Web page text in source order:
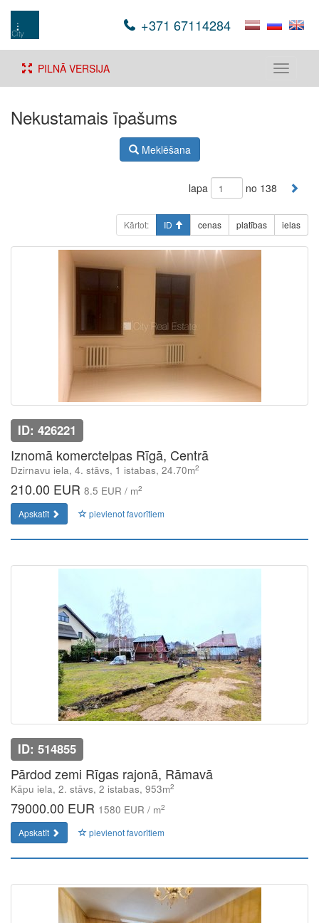
+371 67114284
Toggle
PILNĀ VERSIJA
Nekustamais īpašums
Meklēšana
lapa no 138
Kārtot: ID cenas platības ielas
ID: 426221
Iznomā komerctelpas Rīgā, Centrā
Dzirnavu iela, 4. stāvs, 1 istabas, 24.70m2
210.00 EUR 8.5 EUR / m2
Apskatīt pievienot favorītiem
ID: 514855
Pārdod zemi Rīgas rajonā, Rāmavā
Kāpu iela, 2. stāvs, 2 istabas, 953m2
79000.00 EUR 1580 EUR / m2
Apskatīt pievienot favorītiem